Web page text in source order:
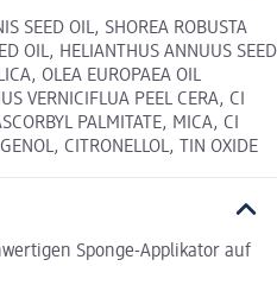
SEED OIL, SHOREA ROBUSTA
OIL, HELIANTHUS ANNUUS SEED
OLEA EUROPAEA OIL
VERNICIFLUA PEEL CERA, CI
PALMITATE, MICA, CI
CITRONELLOL, TIN OXIDE
Sponge-Applikator auf